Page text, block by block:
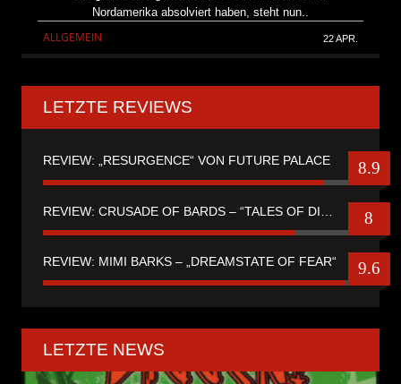
Nordamerika absolviert haben, steht nun..
ALLGEMEIN 22 APR.
LETZTE REVIEWS
REVIEW: „RESURGENCE“ VON FUTURE PALACE 8.9
8
REVIEW: MIMI BARKS – „DREAMSTATE OF FEAR“ 9.6
LETZTE NEWS